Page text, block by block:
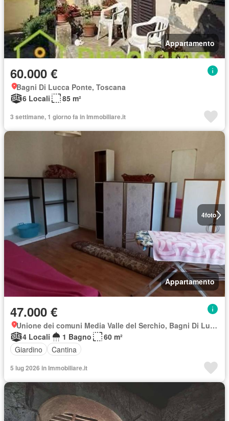
Appartamento
60.000 €
Bagni Di Lucca Ponte, Toscana
6 Locali
85 m²
3 settimane, 1 giorno fa in Immobiliare.it
4foto
Appartamento
47.000 €
Unione dei comuni Media Valle del Serchio, Bagni Di Lucca Ponte
4 Locali
1 Bagno
60 m²
Giardino
Cantina
5 lug 2026 in Immobiliare.it